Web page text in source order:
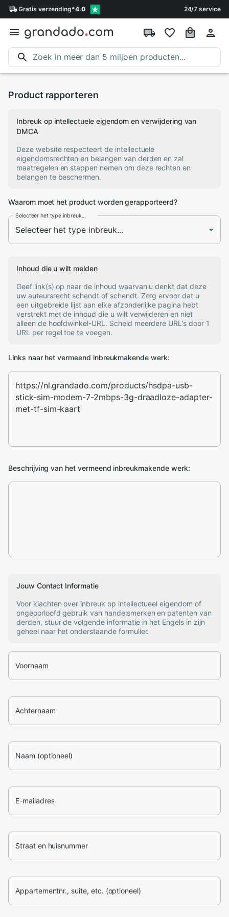
Gratis verzending*4.0 24/7 service
Product rapporteren
Inbreuk op intellectuele eigendom en verwijdering van
DMCA
Deze website respecteert de intellectuele
eigendomsrechten en belangen van derden en zal
maatregelen en stappen nemen om deze rechten en
belangen te beschermen.
Waarom moet het product worden gerapporteerd?
Selecteer het type inbreuk...
Inhoud die u wilt melden
Geef link(s) op naar de inhoud waarvan u denkt dat deze
uw auteursrecht schendt of schendt. Zorg ervoor dat u
een uitgebreide lijst aan elke afzonderlijke pagina hebt
verstrekt met de inhoud die u wilt verwijderen en niet
alleen de hoofdwinkel-URL. Scheid meerdere URL's door 1
URL per regel toe te voegen.
Links naar het vermeend inbreukmakende werk:
Beschrijving van het vermeend inbreukmakende werk:
Jouw Contact Informatie
Voor klachten over inbreuk op intellectueel eigendom of
ongeoorloofd gebruik van handelsmerken en patenten van
derden, stuur de volgende informatie in het Engels in zijn
geheel naar het onderstaande formulier.
Voornaam
Achternaam
Naam (optioneel)
E-mailadres
Straat en huisnummer
Appartementnr., suite, etc. (optioneel)